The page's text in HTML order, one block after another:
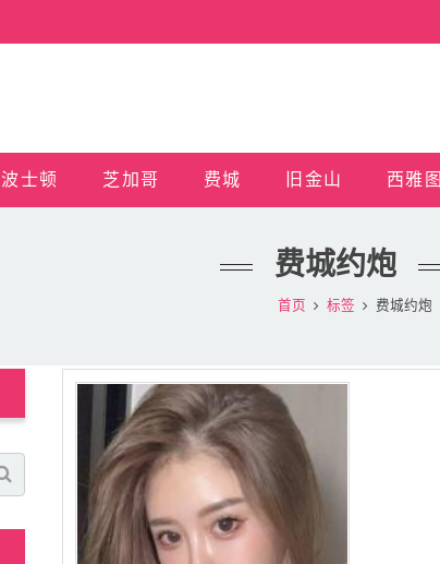
波士顿 芝加哥 费城 旧金山 西雅图
费城约炮
首页 标签 费城约炮